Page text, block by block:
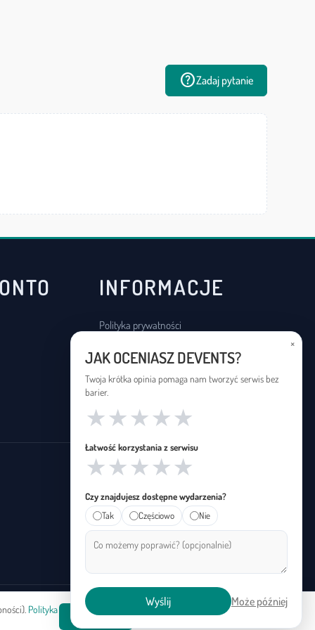
helpZadaj pytanie
INFORMACJE
Polityka prywatności
Deklaracja dostępności
arrow_upwardDo góry
Polityka
Akceptuję
×
JAK OCENIASZ DEVENTS?
Twoja krótka opinia pomaga nam tworzyć serwis bez
barier.
★
★
★
★
★
Łatwość korzystania z serwisu
★
★
★
★
★
Czy znajdujesz dostępne wydarzenia?
Tak
Częściowo Nie
Wyślij Może później